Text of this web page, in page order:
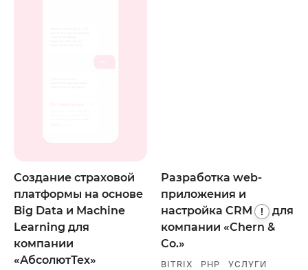
Создание страховой
платформы на основе
Big Data и Machine
Learning для
компании
«АбсолютТех»
Разработка web-
приложения и
настройка CRM !
для
компании «Chern &
Co.»
BITRIX PHP
УСЛУГИ